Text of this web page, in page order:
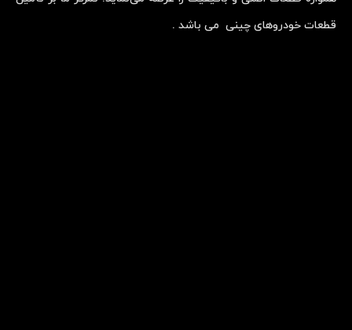
قطعات خودروهای چینی می باشد .